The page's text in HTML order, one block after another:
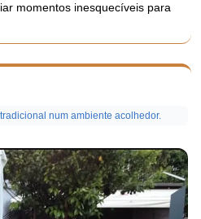
momentos inesquecíveis para
num ambiente acolhedor.